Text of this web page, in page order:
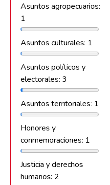
Asuntos agropecuarios:
1
Asuntos culturales: 1
Asuntos políticos y
electorales: 3
Asuntos territoriales: 1
Honores y
conmemoraciones: 1
Justicia y derechos
humanos: 2